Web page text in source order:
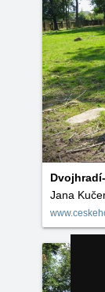
Jana